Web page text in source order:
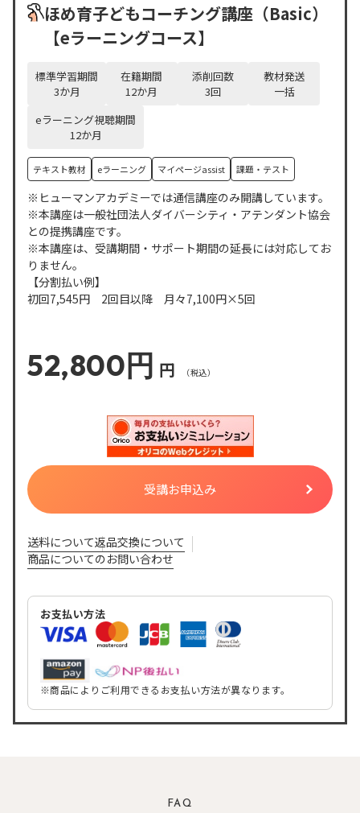
ほめ育子どもコーチング講座（Basic）
【eラーニングコース】
標準学習期間
3か月
在籍期間
12か月
添削回数
3回
教材発送
一括
eラーニング視聴期間
12か月
テキスト教材 eラーニング マイページassist 課題・テスト
※ヒューマンアカデミーでは通信講座のみ開講しています。
※本講座は一般社団法人ダイバーシティ・アテンダント協会
との提携講座です。
※本講座は、受講期間・サポート期間の延長には対応してお
りません。
【分割払い例】
初回7,545円 2回目以降 月々7,100円×5回
52,800円 円
受講お申込み
送料について返品交換について
商品についてのお問い合わせ
お支払い方法
※商品によりご利用できるお支払い方法が異なります。
FAQ